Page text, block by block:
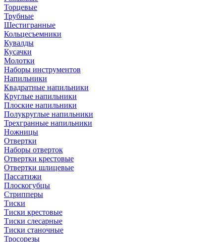
Торцевые
Трубные
Шестигранные
Кольцесъемники
Кувалды
Кусачки
Молотки
Наборы инструментов
Напильники
Квадратные напильники
Круглые напильники
Плоские напильники
Полукруглые напильники
Трехгранные напильники
Ножницы
Отвертки
Наборы отверток
Отвертки крестовые
Отвертки шлицевые
Пассатижи
Плоскогубцы
Стрипперы
Тиски
Тиски крестовые
Тиски слесарные
Тиски станочные
Тросорезы